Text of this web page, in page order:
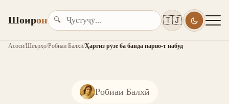
Шоирон 🔍 🇹🇯
Асосӣ/Шеърҳо/Робиаи Балхӣ/Ҳаргиз рӯзе ба банда парво-т набуд
Робиаи Балхӣ